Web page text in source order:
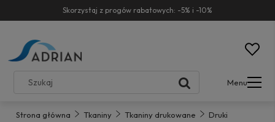
Skorzystaj z progów rabatowych: -5% i -10%
Menu
Strona główna Tkaniny Tkaniny drukowane
Druki